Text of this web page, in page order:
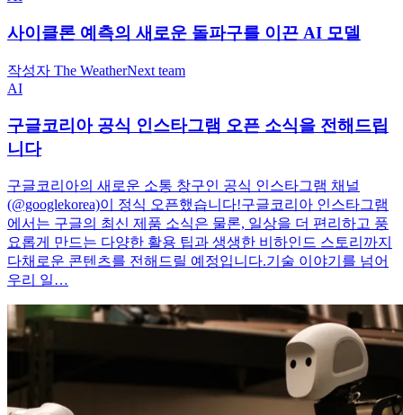
사이클론 예측의 새로운 돌파구를 이끈 AI 모델
작성자 The WeatherNext team
AI
구글코리아 공식 인스타그램 오픈 소식을 전해드립
니다
구글코리아의 새로운 소통 창구인 공식 인스타그램 채널
(@googlekorea)이 정식 오픈했습니다!구글코리아 인스타그램
에서는 구글의 최신 제품 소식은 물론, 일상을 더 편리하고 풍
요롭게 만드는 다양한 활용 팁과 생생한 비하인드 스토리까지
다채로운 콘텐츠를 전해드릴 예정입니다.기술 이야기를 넘어
우리 일…